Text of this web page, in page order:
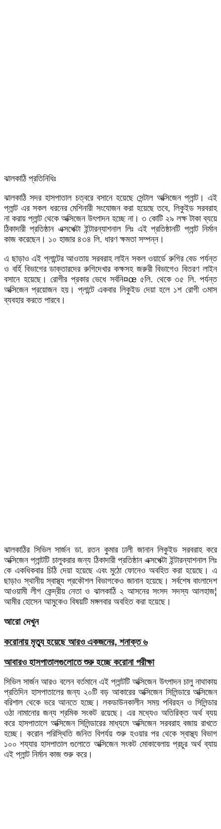
ঝালকাঠি প্রতিনিধিঃ
ঝালকাঠি সদর হাসপাতাল চত্বরে বসানে হয়েছে সেন্টাল অক্সিজেন প্লান্ট। এই
প্লান্ট এর সকল ধরনের মেশিনারী সংযোজন করা হয়েছে তবে, লিকুইড সরবরাহ
না করায় প্লান্ট থেকে অক্সিজেন উৎপাদন হচ্ছে না। ৩ কোটি ২৯ লক্ষ টাকা ব্যয়ে
ঠিকাদারী প্রতিষ্ঠান এক্সপেক্টা ইন্টারন্যাশনাল লিঃ এই প্রতিষ্ঠানটি প্লান্ট নির্মান
কাজ করেছেন। ১০ হাজার ৪৩৪ লি. ধারণ ক্ষমতা সম্পন্ন।
এ ছাড়াও এই প্লান্টের আওতায় সরবরাহ লাইন সকল ওয়ার্ডে রুগির বেড পর্যন্ত
ও বর্হি বিভাগের ডাক্তারদের রুগিদেখার কক্ষসহ জরুরী বিভাগেও বিতরণ লাইন
বসানে হয়েছে। রোগীর প্রকার ভেধে সর্বনি¤œ ৫লি. থেকে ৩৫ লি. পর্যন্ত
অক্সিজেন প্রয়োজন হয়। প্লান্টে একবার লিকুইড দেয়া হলে ১শ রোগী ৩মাস
ব্যবহার করতে পারবে।
ঝালকাঠির সিভিল সার্জন ডা. রতন কুমার ঢালী জানান লিকুইড সরবরাহ করে
অক্সিজেন প্লান্টটি চালুকরার জন্য ঠিকাদারী প্রতিষ্ঠান এক্সপেক্টা ইন্টারন্যাশনাল লিঃ
কে একধিকবার চিঠি দেয়া হয়েছে এবং মুঠো ফোনেও অবহিত করা হয়েছে। এ
ছাড়াও স্থানীয় স্বাস্থ্য প্রকৌশল বিভাগকেও জানান হয়েছে। সর্বশেষ বাংলাদেশ
আওয়ামী লীগ কেন্দ্রীয় নেতা ও ঝালকাঠি ২ আসনের সংসদ সদস্য আলহাজ¦
আমীর হোসেন আমুকেও বিষয়টি মঙ্গলবার অবহিত করা হয়েছে।
আরো দেখুন
করোনায় মৃত্যু হয়েছে আরও একজনের, শনাক্ত ৬
আবারও হাসপাতালগুলোতে শুরু হচ্ছে করোনা পরীক্ষা
সিভিল সার্জন আরও বলেন বর্তমানে এই প্লান্টটি অক্সিজেন উৎপাদন চালু নাথাকায়
প্রতিদিন হাসপাতালের জন্য ২০টি বড় আকারের অক্সিজেন সিলিন্ডারে অক্সিজেন
বরিশাল থেকে ভরে আনতে হচ্ছে। লকডাউনকালীন সময় পবিরহন ও সিলিন্ডার
ওঠা নামানোর জন্য শ্রমিক সংকট রয়েছে। এর মধ্যেও অতিরিক্ত অর্থ ব্যয়
করে হাসপাতালে অক্সিজেন সিলিন্ডারের মাধ্যমে অক্সিজেন সরবরাহ বজায় রাখতে
হচ্ছে। করোন পরিস্থিতি জনিত বিপর্যয় শুরু হওয়ার পর থেকে স্বাস্থ্য বিভাগ
১০০ শয্যার হাসপাতাল গুলোতে অক্সিজেন সংকট মোকাবেলায় প্রচুর অর্থ ব্যায়
এই প্লান্ট নির্মান কাজ শুরু করে।